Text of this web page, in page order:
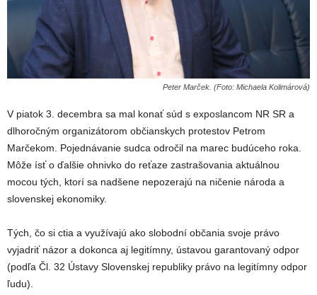
Peter Marček. (Foto: Michaela Kolimárová)
V piatok 3. decembra sa mal konať súd s exposlancom NR SR a
dlhoročným organizátorom občianskych protestov Petrom
Marčekom. Pojednávanie sudca odročil na marec budúceho roka.
Môže ísť o ďalšie ohnivko do reťaze zastrašovania aktuálnou
mocou tých, ktorí sa nadšene nepozerajú na ničenie národa a
slovenskej ekonomiky.
Tých, čo si ctia a využívajú ako slobodní občania svoje právo
vyjadriť názor a dokonca aj legitímny, ústavou garantovaný odpor
(podľa Čl. 32 Ústavy Slovenskej republiky právo na legitímny odpor
ľudu).